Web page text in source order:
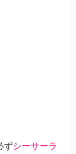
ずシーサーラ